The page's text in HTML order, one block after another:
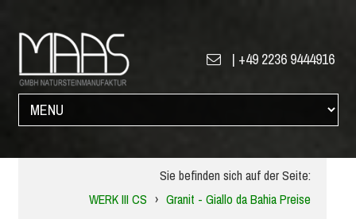
| +49 2236 9444916
Sie befinden sich auf der Seite:
WERK III CS › Granit - Giallo da Bahia Preise